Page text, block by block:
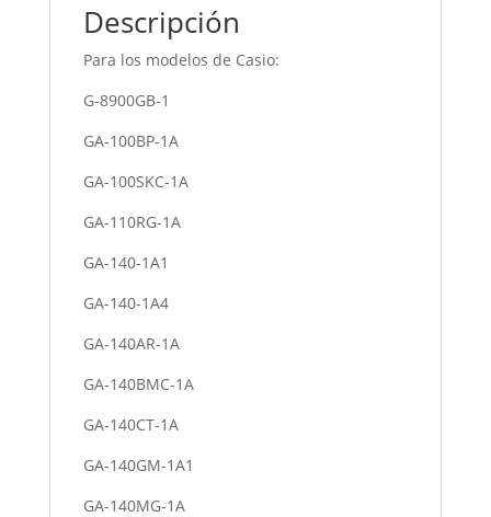
Descripción
Para los modelos de Casio:
G-8900GB-1
GA-100BP-1A
GA-100SKC-1A
GA-110RG-1A
GA-140-1A1
GA-140-1A4
GA-140AR-1A
GA-140BMC-1A
GA-140CT-1A
GA-140GM-1A1
GA-140MG-1A